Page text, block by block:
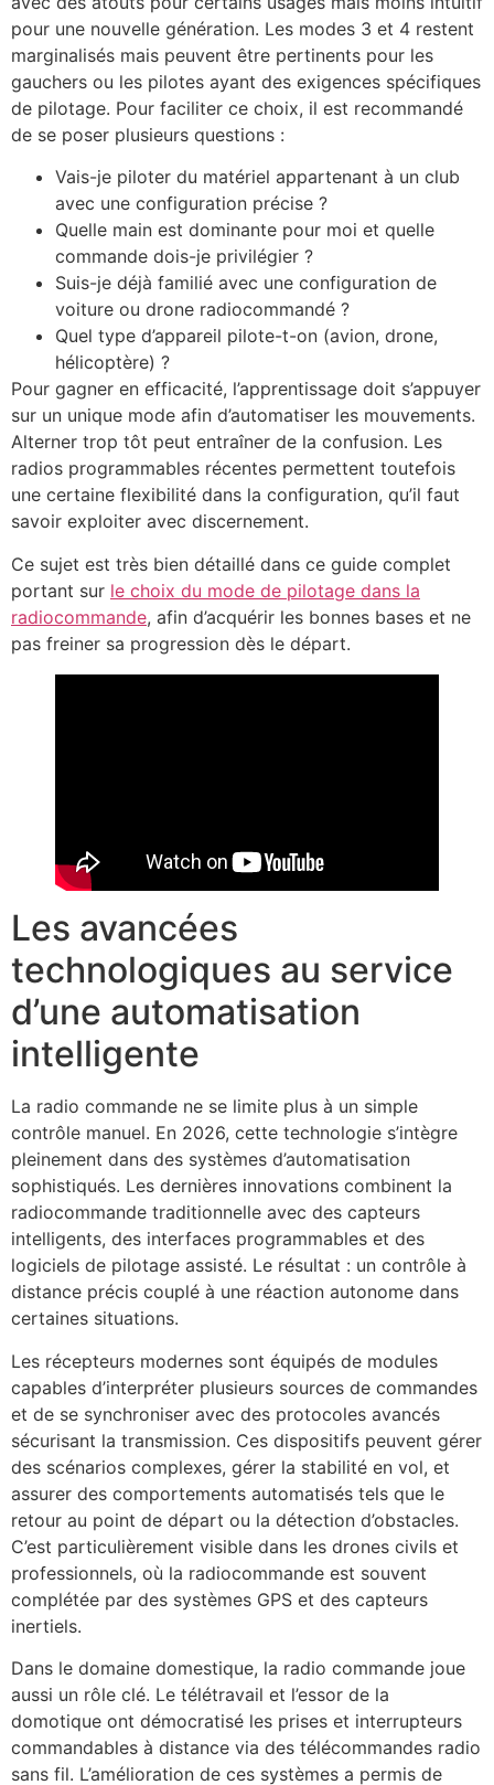
pour une nouvelle génération. Les modes 3 et 4 restent
marginalisés mais peuvent être pertinents pour les
gauchers ou les pilotes ayant des exigences spécifiques
de pilotage. Pour faciliter ce choix, il est recommandé
de se poser plusieurs questions :
Vais-je piloter du matériel appartenant à un club
avec une configuration précise ?
Quelle main est dominante pour moi et quelle
commande dois-je privilégier ?
Suis-je déjà familié avec une configuration de
voiture ou drone radiocommandé ?
Quel type d’appareil pilote-t-on (avion, drone,
hélicoptère) ?
Pour gagner en efficacité, l’apprentissage doit s’appuyer
sur un unique mode afin d’automatiser les mouvements.
Alterner trop tôt peut entraîner de la confusion. Les
radios programmables récentes permettent toutefois
une certaine flexibilité dans la configuration, qu’il faut
savoir exploiter avec discernement.
Ce sujet est très bien détaillé dans ce guide complet
portant sur le choix du mode de pilotage dans la
radiocommande, afin d’acquérir les bonnes bases et ne
pas freiner sa progression dès le départ.
Les avancées
technologiques au service
d’une automatisation
intelligente
La radio commande ne se limite plus à un simple
contrôle manuel. En 2026, cette technologie s’intègre
pleinement dans des systèmes d’automatisation
sophistiqués. Les dernières innovations combinent la
radiocommande traditionnelle avec des capteurs
intelligents, des interfaces programmables et des
logiciels de pilotage assisté. Le résultat : un contrôle à
distance précis couplé à une réaction autonome dans
certaines situations.
Les récepteurs modernes sont équipés de modules
capables d’interpréter plusieurs sources de commandes
et de se synchroniser avec des protocoles avancés
sécurisant la transmission. Ces dispositifs peuvent gérer
des scénarios complexes, gérer la stabilité en vol, et
assurer des comportements automatisés tels que le
retour au point de départ ou la détection d’obstacles.
C’est particulièrement visible dans les drones civils et
professionnels, où la radiocommande est souvent
complétée par des systèmes GPS et des capteurs
inertiels.
Dans le domaine domestique, la radio commande joue
aussi un rôle clé. Le télétravail et l’essor de la
domotique ont démocratisé les prises et interrupteurs
commandables à distance via des télécommandes radio
sans fil. L’amélioration de ces systèmes a permis de